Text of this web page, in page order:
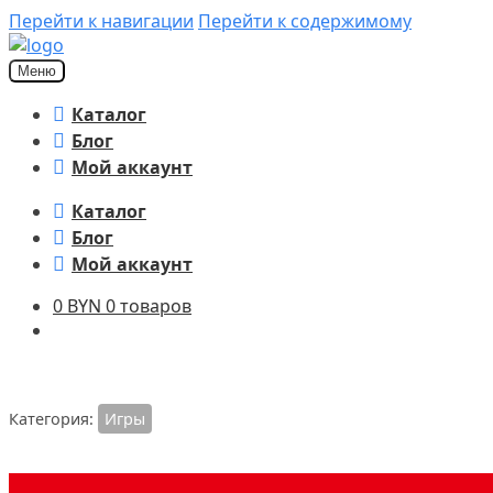
Перейти к навигации Перейти к содержимому
Меню
Каталог
Блог
Мой аккаунт
Каталог
Блог
Мой аккаунт
0 BYN 0 товаров
Категория: Игры